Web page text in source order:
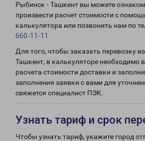
Рыбинск - Ташкент вы можете
произвести расчет стоимости с
калькулятора или позвонить нам по
660-11-11
Для того, чтобы заказать перевозку
Ташкент, в калькуляторе необходимо
расчета стоимости доставки и
заполнения заявки с вами для
свяжется специалист ПЭК.
Узнать тариф и срок
Чтобы узнать тариф, укажите город